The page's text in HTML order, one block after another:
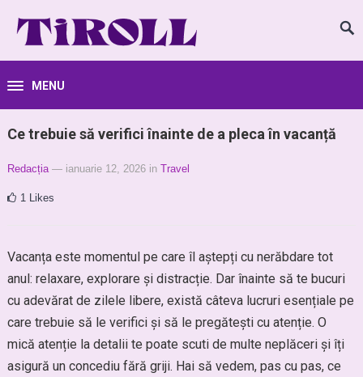
MENU
Ce trebuie să verifici înainte de a pleca în vacanță
Redacția — ianuarie 12, 2026 in Travel
1 Likes
Vacanța este momentul pe care îl aștepți cu nerăbdare tot
anul: relaxare, explorare și distracție. Dar înainte să te bucuri
cu adevărat de zilele libere, există câteva lucruri esențiale pe
care trebuie să le verifici și să le pregătești cu atenție. O
mică atenție la detalii te poate scuti de multe neplăceri și îți
asigură un concediu fără griji. Hai să vedem, pas cu pas, ce